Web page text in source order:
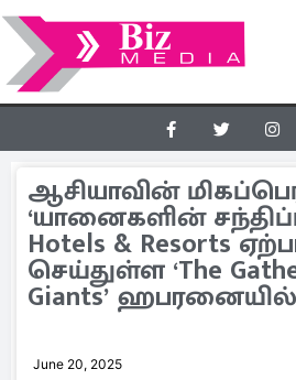
ஆசியாவின்
‘யானைகளின்
Hotels & Resorts
செய்துள்ள ‘The
Giants’
June 20, 2025